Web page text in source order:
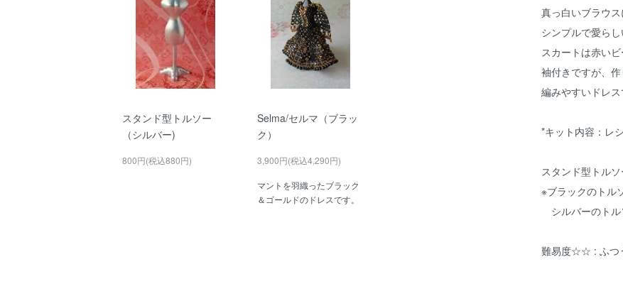
真っ白いブラウ
シンプルで愛らし
スカートは赤い
袖付きですが、
編みやすいドレス
*キット内容：レ
スタンド型トルソ
※ブラックのトル
シルバーのト
難易度☆☆ : ふつ
スタンド型トルソー
（シルバー)
800円(税込880円)
Selma/セルマ（ブラッ
ク）
3,900円(税込4,290円)
マントを羽織ったブラック
＆ゴールドのドレスです。